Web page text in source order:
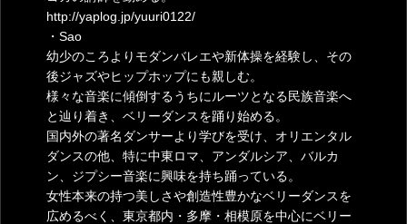
http://yaplog.jp/yuuri0122/
・Sao
幼少のころよりモダンバレエや新体操を経験し、その
後ジャズやヒップホップにも親しむ。
様々な音楽に傾倒するうちにルーツとなる民族音楽へ
と辿り着き、ベリーダンスを踊り始める。
国内外の著名ダンサーより学びを受け、オリエンタル
ダンスの他、特に中東ロマ、アンダルシア、バルカ
ン、ジプシー音楽に興味を持ち踊っている。
女性本来の持つ美しさや創造性豊かなベリーダンスを
広めるべく、東京都内・多摩・相模原を中心にベリー